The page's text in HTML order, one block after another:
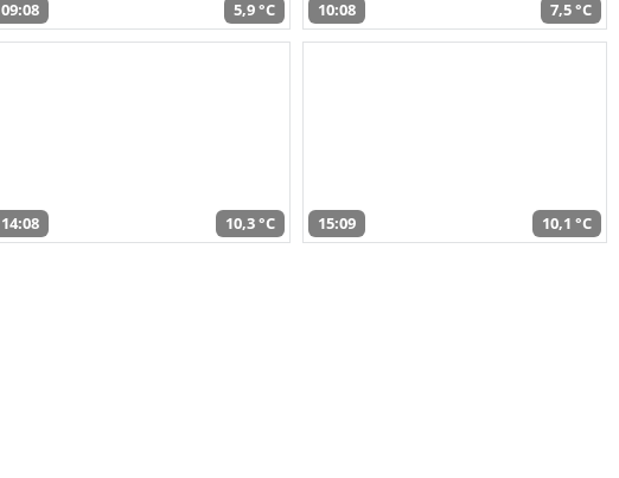
09:08 5,9 °C 10:08 7,5 °C
14:08 10,3 °C 15:09 10,1 °C